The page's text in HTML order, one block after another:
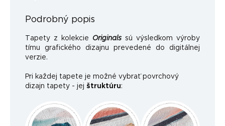
Podrobný popis
Tapety z kolekcie Originals sú výsledkom výroby
tímu grafického dizajnu prevedené do digitálnej
verzie.
Pri každej tapete je možné vybrať povrchový
dizajn tapety - jej štruktúru: